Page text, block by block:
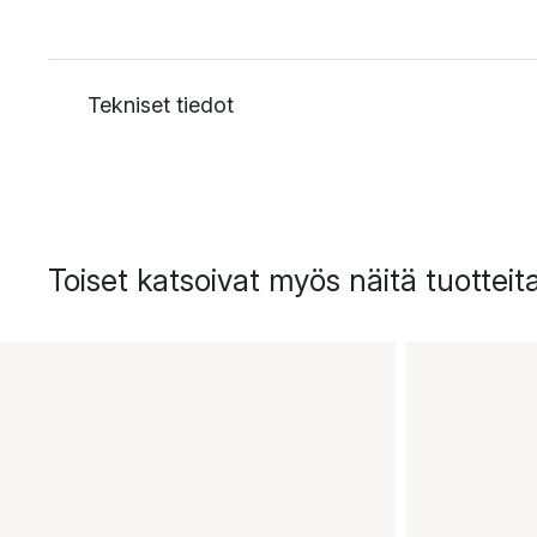
Tekniset tiedot
Toiset katsoivat myös näitä